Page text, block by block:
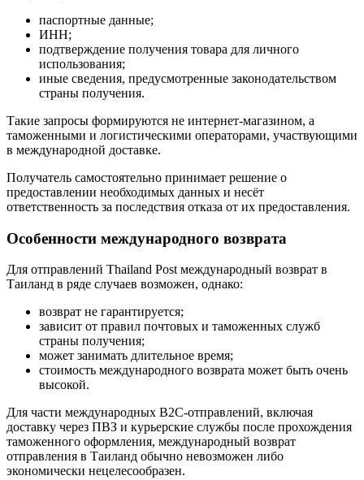
паспортные данные;
ИНН;
подтверждение получения товара для личного
использования;
иные сведения, предусмотренные законодательством
страны получения.
Такие запросы формируются не интернет-магазином, а
таможенными и логистическими операторами, участвующими
в международной доставке.
Получатель самостоятельно принимает решение о
предоставлении необходимых данных и несёт
ответственность за последствия отказа от их предоставления.
Особенности международного возврата
Для отправлений Thailand Post международный возврат в
Таиланд в ряде случаев возможен, однако:
возврат не гарантируется;
зависит от правил почтовых и таможенных служб
страны получения;
может занимать длительное время;
стоимость международного возврата может быть очень
высокой.
Для части международных B2C-отправлений, включая
доставку через ПВЗ и курьерские службы после прохождения
таможенного оформления, международный возврат
отправления в Таиланд обычно невозможен либо
экономически нецелесообразен.